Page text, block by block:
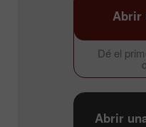
Dé el
Abrir
Abrir